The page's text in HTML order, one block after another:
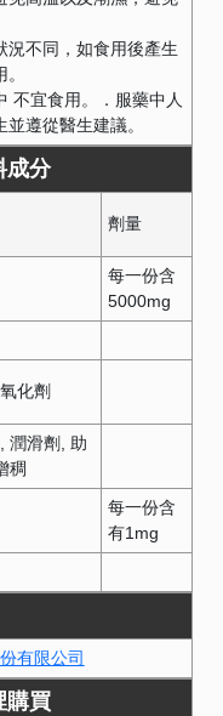
況不同，如食用後產生
不宜食用。．服藥中人
遵從醫生建議。
成分
劑量
每一份含
5000mg
化劑
潤滑劑
助
稠
每一份含
有1mg
有限公司
購買